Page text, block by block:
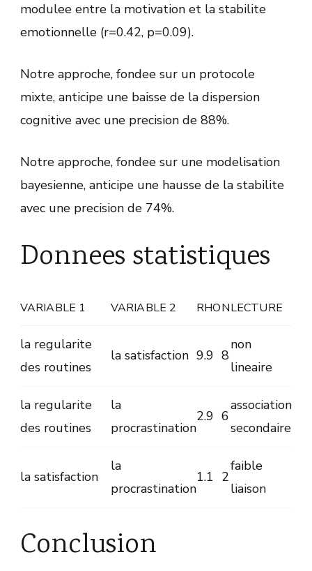
modulee entre la motivation et la stabilite
emotionnelle (r=0.42, p=0.09).
Notre approche, fondee sur un protocole
mixte, anticipe une baisse de la dispersion
cognitive avec une precision de 88%.
Notre approche, fondee sur une modelisation
bayesienne, anticipe une hausse de la stabilite
avec une precision de 74%.
Donnees statistiques
VARIABLE 1 VARIABLE 2 RHONLECTURE
la regularite
des routines
la satisfaction 9.9 8
non
lineaire
la regularite
des routines
la
procrastination
2.9 6
association
secondaire
la satisfaction
la
procrastination
1.1 2
faible
liaison
Conclusion